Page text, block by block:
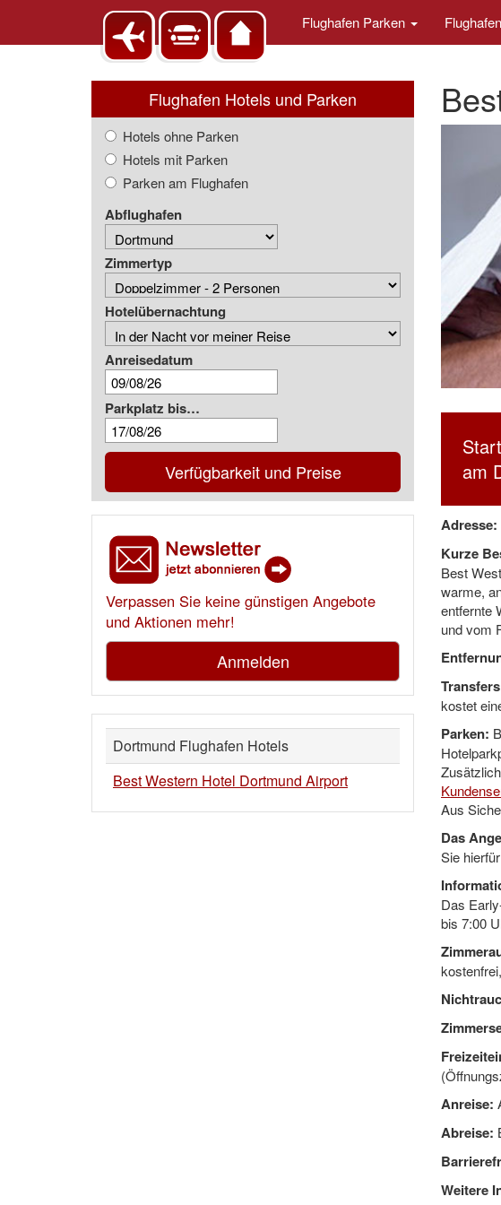
Flughafen Parken
Flughafen Hotels und Parken
Hotels ohne Parken
Hotels mit Parken
Parken am Flughafen
Abflughafen
Zimmertyp
Hotelübernachtung
Anreisedatum
Parkplatz bis…
Verfügbarkeit und Preise
am
Verpassen Sie keine günstigen Angebote
und Aktionen mehr!
Anmelden
Dortmund Flughafen Hotels
Best Western Hotel Dortmund Airport
Adresse:
Kurze
Best
warme,
entfernte
und vom
kostet
Parken:
Aus
Das
Sie
Das
bis 7:00
Anreise:
Abreise:
Weitere